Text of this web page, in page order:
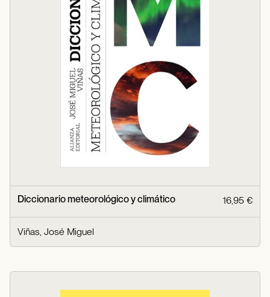
Diccionario meteorológico y climático 16,95 €
Viñas, José Miguel